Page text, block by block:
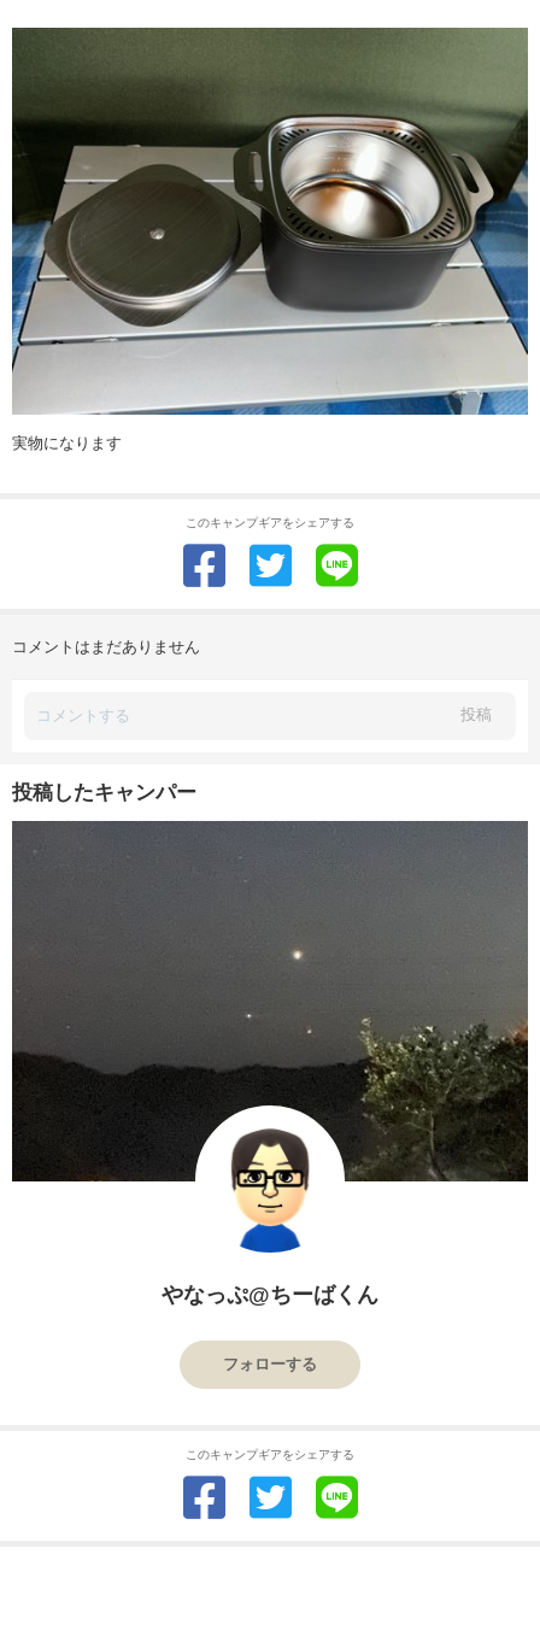
実物になります
このキャンプギアをシェアする
コメントはまだありません
投稿
投稿したキャンパー
やなっぷ@ちーばくん
フォローする
このキャンプギアをシェアする